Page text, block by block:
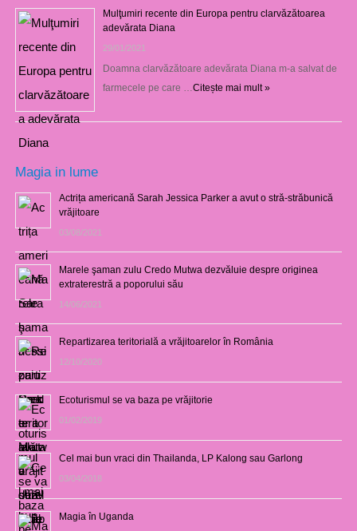
Mulţumiri recente din Europa pentru clarvăzătoarea
adevărata Diana
29/01/2021
Doamna clarvăzătoare adevărata Diana m-a salvat de
farmecele pe care …Citește mai mult »
Magia in lume
Actrița americană Sarah Jessica Parker a avut o stră-străbunică
vrăjitoare
03/08/2021
Marele şaman zulu Credo Mutwa dezvăluie despre originea
extraterestră a poporului său
14/06/2021
Repartizarea teritorială a vrăjitoarelor în România
12/10/2020
Ecoturismul se va baza pe vrăjitorie
01/02/2019
Cel mai bun vraci din Thailanda, LP Kalong sau Garlong
03/04/2018
Magia în Uganda